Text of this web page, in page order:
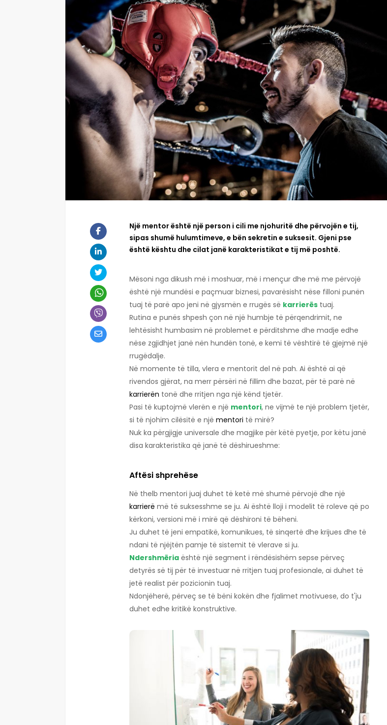
Një mentor është një person i cili me njohuritë dhe përvojën e tij,
sipas shumë hulumtimeve, e bën sekretin e suksesit. Gjeni pse
është kështu dhe cilat janë karakteristikat e tij më poshtë.
Mësoni nga dikush më i moshuar, më i mençur dhe më me përvojë
është një mundësi e paçmuar biznesi, pavarësisht nëse filloni punën
tuaj të parë apo jeni në gjysmën e rrugës së karrierës tuaj.
Rutina e punës shpesh çon në një humbje të përqendrimit, ne
lehtësisht humbasim në problemet e përditshme dhe madje edhe
nëse zgjidhjet janë nën hundën tonë, e kemi të vështirë të gjejmë një
rrugëdalje.
Në momente të tilla, vlera e mentorit del në pah. Ai është ai që
rivendos gjërat, na merr përsëri në fillim dhe bazat, për të parë në
karrierën tonë dhe rritjen nga një kënd tjetër.
Pasi të kuptojmë vlerën e një mentori, ne vijmë te një problem tjetër,
si të njohim cilësitë e një mentori të mirë?
Nuk ka përgjigje universale dhe magjike për këtë pyetje, por këtu janë
disa karakteristika që janë të dëshirueshme:
Aftësi shprehëse
Në thelb mentori juaj duhet të ketë më shumë përvojë dhe një
karrierë më të suksesshme se ju. Ai është lloji i modelit të roleve që po
kërkoni, versioni më i mirë që dëshironi të bëheni.
Ju duhet të jeni empatikë, komunikues, të sinqertë dhe krijues dhe të
ndani të njëjtën pamje të sistemit të vlerave si ju.
Ndershmëria është një segment i rëndësishëm sepse përveç
detyrës së tij për të investuar në rritjen tuaj profesionale, ai duhet të
jetë realist për pozicionin tuaj.
Ndonjëherë, përveç se të bëni kokën dhe fjalimet motivuese, do t'ju
duhet edhe kritikë konstruktive.